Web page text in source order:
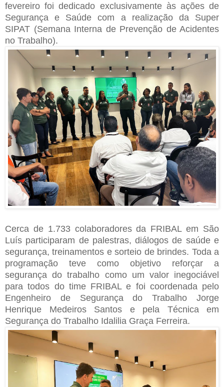
fevereiro foi dedicado exclusivamente às ações de
Segurança e Saúde com a realização da Super
SIPAT (Semana Interna de Prevenção de Acidentes
no Trabalho).
Cerca de 1.733 colaboradores da FRIBAL em São
Luís participaram de palestras, diálogos de saúde e
segurança, treinamentos e sorteio de brindes. Toda a
programação teve como objetivo reforçar a
segurança do trabalho como um valor inegociável
para todos do time FRIBAL e foi coordenada pelo
Engenheiro de Segurança do Trabalho Jorge
Henrique Medeiros Santos e pela Técnica em
Segurança do Trabalho Idalilia Graça Ferreira.